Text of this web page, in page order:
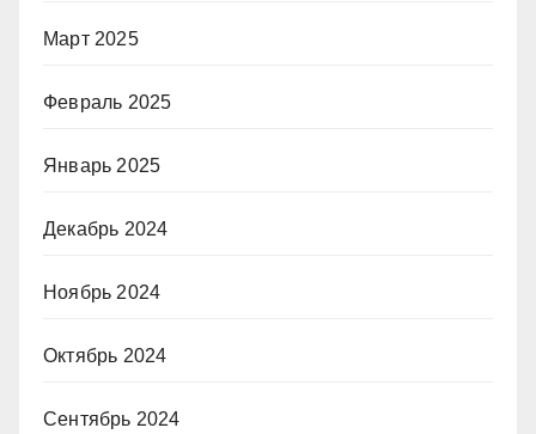
Март 2025
Февраль 2025
Январь 2025
Декабрь 2024
Ноябрь 2024
Октябрь 2024
Сентябрь 2024